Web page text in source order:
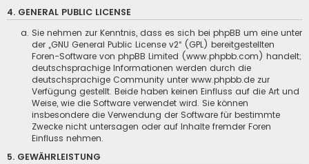
4. GENERAL PUBLIC LICENSE
Sie nehmen zur Kenntnis, dass es sich bei phpBB um eine unter
der „GNU General Public License v2“ (GPL) bereitgestellten
Foren-Software von phpBB Limited (www.phpbb.com) handelt;
deutschsprachige Informationen werden durch die
deutschsprachige Community unter www.phpbb.de zur
Verfügung gestellt. Beide haben keinen Einfluss auf die Art und
Weise, wie die Software verwendet wird. Sie können
insbesondere die Verwendung der Software für bestimmte
Zwecke nicht untersagen oder auf Inhalte fremder Foren
Einfluss nehmen.
5. GEWÄHRLEISTUNG